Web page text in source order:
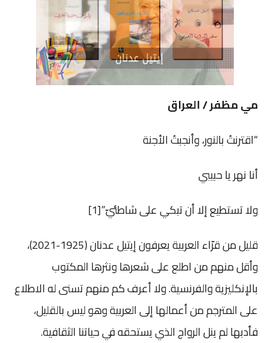
مي مظفر / العراق
“اقترنتُ بالنور، وأنجبتُ الأجنة
أنا نهر يا حبيبي
ولا تستطيع إلا أن تبكي على شاطئيّ”[1]
قليل من قرّاء العربية يعرفون إيتيل عدنان (1925-2021)،
وأقل منهم من اطلع على شعرها ونثرها المكتوب
بالإنكليزية والفرنسية. ولا أعرف كم منهم تسنى له الاطلاع
على المترجم من أعمالها إلى العربية وهو ليس بالقليل،
فأدبها لم ينل الرواج الذي يستحقه في حياتنا الثقافية.